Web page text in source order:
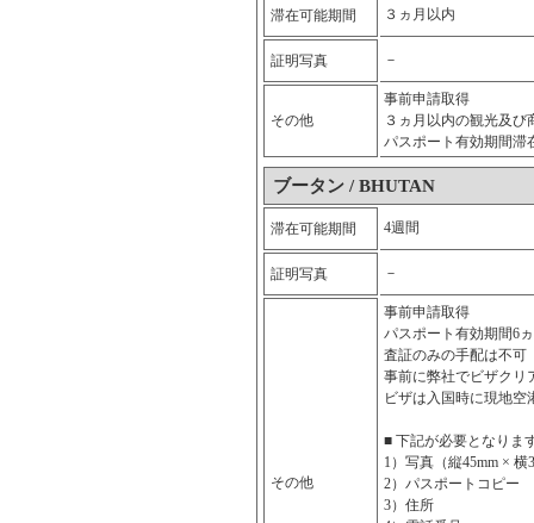
滞在可能期間 ３ヵ月以内
証明写真 －
その他
事前申請取得
３ヵ月以内の観光及び
パスポート有効期間滞
ブータン / BHUTAN
滞在可能期間 4週間
証明写真 －
その他
事前申請取得
パスポート有効期間6
査証のみの手配は不可
事前に弊社でビザクリ
ビザは入国時に現地空
■ 下記が必要となりま
1）写真（縦45mm × 横
2）パスポートコピー
3）住所